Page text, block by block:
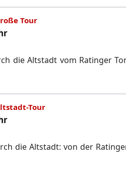
Tour
die Altstadt vom Ratinger
Tour
die Altstadt: von der